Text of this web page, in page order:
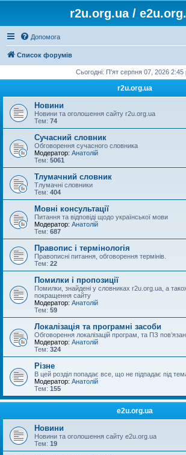
r2u.org.ua /
Допомога
Список форумів
Сьогодні: П'ят серпня 07, 2026 2:45
r2u.org.ua
Новини
Новини та оголошення сайту r2u.org.ua
Тем: 74
Сучасний словник
Обговорення сучасного словника
Модератор: Анатолій
Тем: 5061
Тлумачний словник
Тлумачні словники
Тем: 404
Мовні консультації
Питання та відповіді щодо української мови
Модератор: Анатолій
Тем: 687
Правопис і термінологія
Правописні питання, обговорення термінів.
Тем: 22
Помилки і пропозиції
Помилки, знайдені у словниках r2u.org.ua, а
покращення сайту
Модератор: Анатолій
Тем: 59
Локалізація та програмні засоби
Обговорення локалізацій програм, та ПЗ
Модератор: Анатолій
Тем: 324
Різне
В цей розділ попадає все, що не підпадає під
Модератор: Анатолій
Тем: 155
e2u.org.ua
Новини
Новини та оголошення сайту e2u.org.ua
Тем: 19